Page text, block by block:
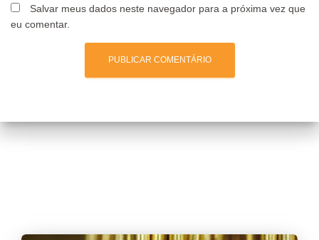
Salvar meus dados neste navegador para a próxima vez que
eu comentar.